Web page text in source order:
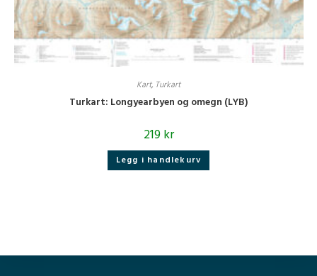
Kart, Turkart
Turkart: Longyearbyen og omegn (LYB)
219kr
Legg i handlekurv